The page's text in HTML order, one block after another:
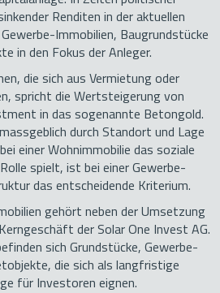
Renditen in der aktuellen
Immobilien, Baugrundstücke
in den Fokus der Anleger.
die sich aus Vermietung oder
spricht die Wertsteigerung von
in das sogenannte Betongold.
durch Standort und Lage
einer Wohnimmobilie das soziale
spielt, ist bei einer Gewerbe-
das entscheidende Kriterium.
gehört neben der Umsetzung
der Solar One Invest AG.
sich Grundstücke, Gewerbe-
die sich als langfristige
für Investoren eignen.